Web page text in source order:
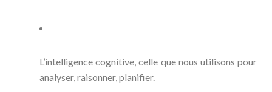
L’intelligence cognitive, celle que nous utilisons pour
analyser, raisonner, planifier.